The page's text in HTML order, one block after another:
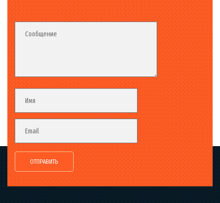
Fieldset
Сообщение
Fieldset
Имя
Email